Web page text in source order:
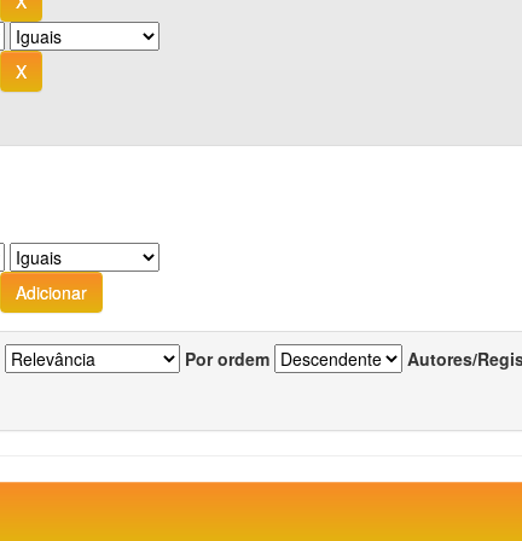
Por ordem Autores/